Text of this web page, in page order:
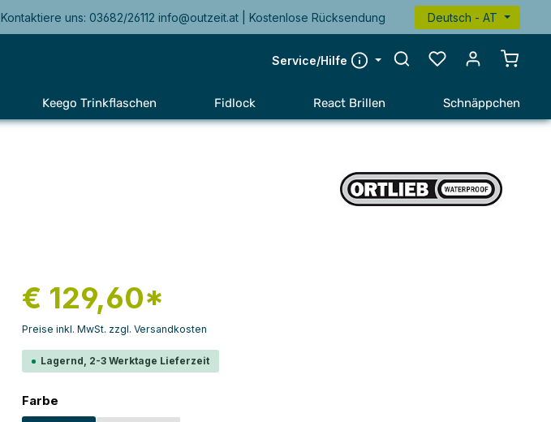
Kontaktiere uns: 03682/26112 info@outzeit.at | Kostenlose Rücksendung Deutsch - AT
Service/Hilfe
Keego Trinkflaschen Fidlock React Brillen Schnäppchen
€ 129,60*
Preise inkl. MwSt. zzgl. Versandkosten
Lagernd, 2-3 Werktage Lieferzeit
Farbe